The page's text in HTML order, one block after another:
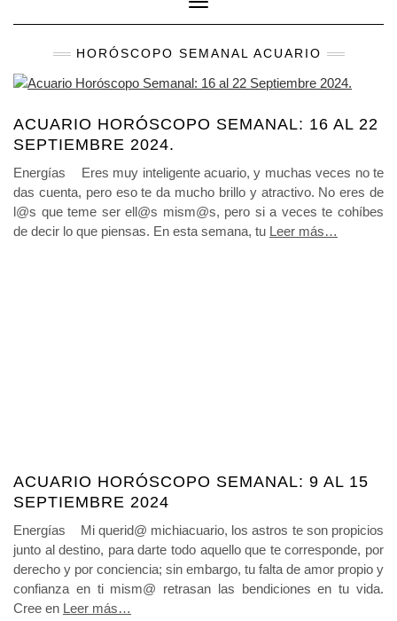
Toggle Navigation
HORÓSCOPO SEMANAL ACUARIO
ACUARIO HORÓSCOPO SEMANAL: 16 AL 22
SEPTIEMBRE 2024.
Energías Eres muy inteligente acuario, y muchas veces no te
das cuenta, pero eso te da mucho brillo y atractivo. No eres de
l@s que teme ser ell@s mism@s, pero si a veces te cohíbes
de decir lo que piensas. En esta semana, tu Leer más…
ACUARIO HORÓSCOPO SEMANAL: 9 AL 15
SEPTIEMBRE 2024
Energías Mi querid@ michiacuario, los astros te son propicios
junto al destino, para darte todo aquello que te corresponde, por
derecho y por conciencia; sin embargo, tu falta de amor propio y
confianza en ti mism@ retrasan las bendiciones en tu vida.
Cree en Leer más…